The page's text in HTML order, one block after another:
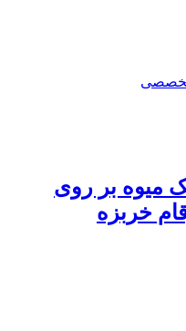
تخصصی
میوه بر روی
خربزه